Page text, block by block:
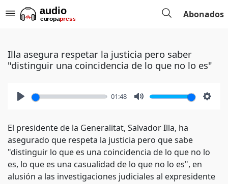
Abonados
Illa asegura respetar la justicia pero saber
"distinguir una coincidencia de lo que no lo es"
01:48
El presidente de la Generalitat, Salvador Illa, ha
asegurado que respeta la justicia pero que sabe
"distinguir lo que es una coincidencia de lo que no lo
es, lo que es una casualidad de lo que no lo es", en
alusión a las investigaciones judiciales al expresidente